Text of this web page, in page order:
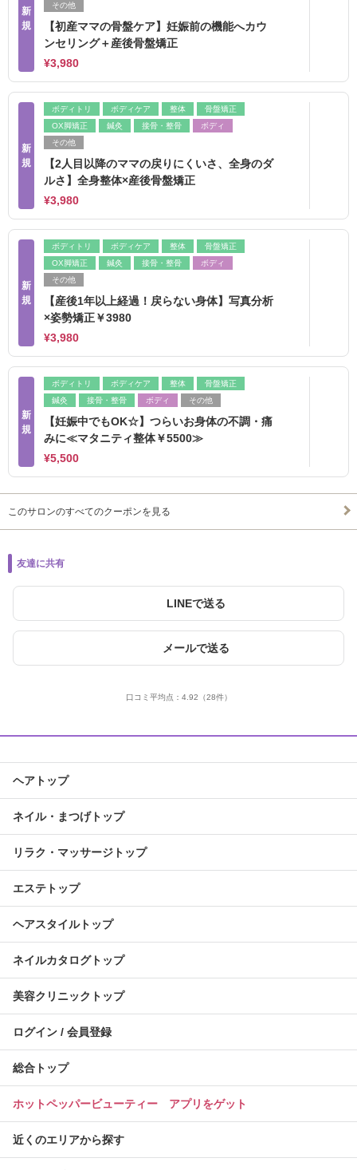
新
規
その他
【初産ママの骨盤ケア】妊娠前の機能へカウ
ンセリング＋産後骨盤矯正
¥3,980
新
規
ボディトリ ボディケア 整体
骨盤矯正
OX脚矯正
鍼灸 接骨・整骨
ボディ
その他
【2人目以降のママの戻りにくいさ、全身のダ
ルさ】全身整体×産後骨盤矯正
¥3,980
新
規
ボディトリ ボディケア 整体
骨盤矯正
OX脚矯正
鍼灸 接骨・整骨
ボディ
その他
【産後1年以上経過！戻らない身体】写真分析
×姿勢矯正￥3980
¥3,980
新
規
ボディトリ ボディケア 整体
骨盤矯正
鍼灸
接骨・整骨 ボディ その他
【妊娠中でもOK☆】つらいお身体の不調・痛
みに≪マタニティ整体￥5500≫
¥5,500
このサロンのすべてのクーポンを見る
友達に共有
LINEで送る
メールで送る
口コミ平均点： 4.92 （28件）
ヘアトップ
ネイル・まつげトップ
リラク・マッサージトップ
エステトップ
ヘアスタイルトップ
ネイルカタログトップ
美容クリニックトップ
ログイン / 会員登録
総合トップ
ホットペッパービューティー アプリをゲット
近くのエリアから探す